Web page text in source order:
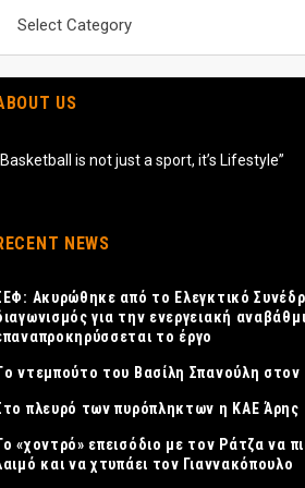
Select Category
US
is not just a sport, it’s Lifestyle”
NEWS
Ακυρώθηκε από το Ελεγκτικό
για την ενεργειακή
το έργο
ντεμπούτο του Βασίλη Σπανούλη στον
πλευρό των πυρόπληκτων η ΚΑΕ Άρης
«χοντρό» επεισόδιο με τον Ράτζα να
και να χτυπάει τον Γιαννακόπουλο